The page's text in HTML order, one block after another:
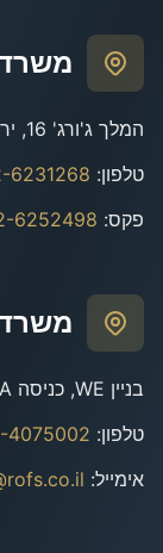
המלך ג'ורג' 16, ירושלים
טלפון:
6231268
פקס:
6252498
בניין WE, כניסה A, מנחם בגין 152, ת"א -יפו
טלפון:
4075002
אימייל: